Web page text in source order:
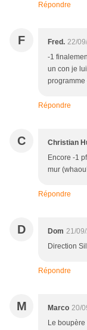
Répondre
F Fred. 22/
-1
un con je
programme
Répondre
C Christian
Encore -1
mur
Répondre
D Dom 21/
Direction
Répondre
M Marco 20/
Le